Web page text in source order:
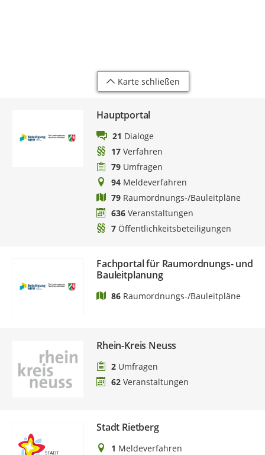
Karte schließen
Hauptportal
21 Dialoge
17 Verfahren
79 Umfragen
94 Meldeverfahren
79 Raumordnungs-/Bauleitpläne
636 Veranstaltungen
7 Öffentlichkeitsbeteiligungen
Fachportal für Raumordnungs- und
Bauleitplanung
86 Raumordnungs-/Bauleitpläne
Rhein-Kreis Neuss
2 Umfragen
62 Veranstaltungen
Stadt Rietberg
1 Meldeverfahren